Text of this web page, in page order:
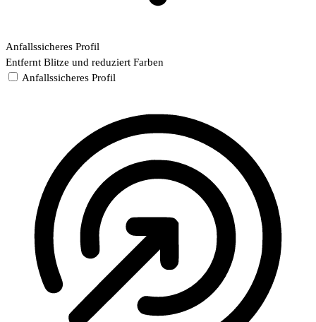
Anfallssicheres Profil
Entfernt Blitze und reduziert Farben
Anfallssicheres Profil